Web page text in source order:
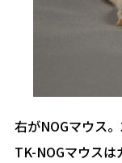
右がNOGマウス
TK-NOGマウス